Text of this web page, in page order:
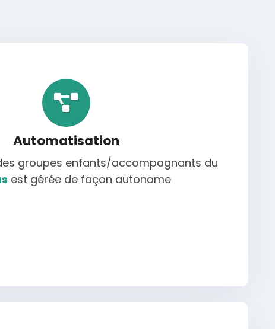
Automatisation
groupes enfants/accompagnants du
est gérée de façon autonome